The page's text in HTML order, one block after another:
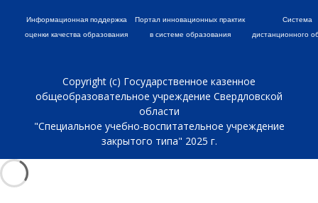
Информационная поддержка
оценки качества образования
Портал инновационных практик
в системе образования
Система
дистанционного
Copyright (c) Государственное казенное
общеобразовательное учреждение Свердловской
области
"Специальное учебно-воспитательное учреждение
закрытого типа" 2025 г.